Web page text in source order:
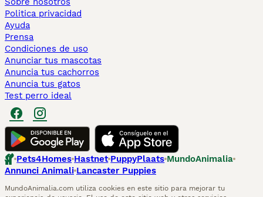
Politica privacidad
Ayuda
Prensa
Condiciones de uso
Anunciar tus mascotas
Anuncia tus cachorros
Anuncia tus gatos
Test perro ideal
Pets4Homes Hastnet PuppyPlaats MundoAnimalia
Annunci Animali Lancaster Puppies
MundoAnimalia.com utiliza cookies en este sitio para mejorar tu